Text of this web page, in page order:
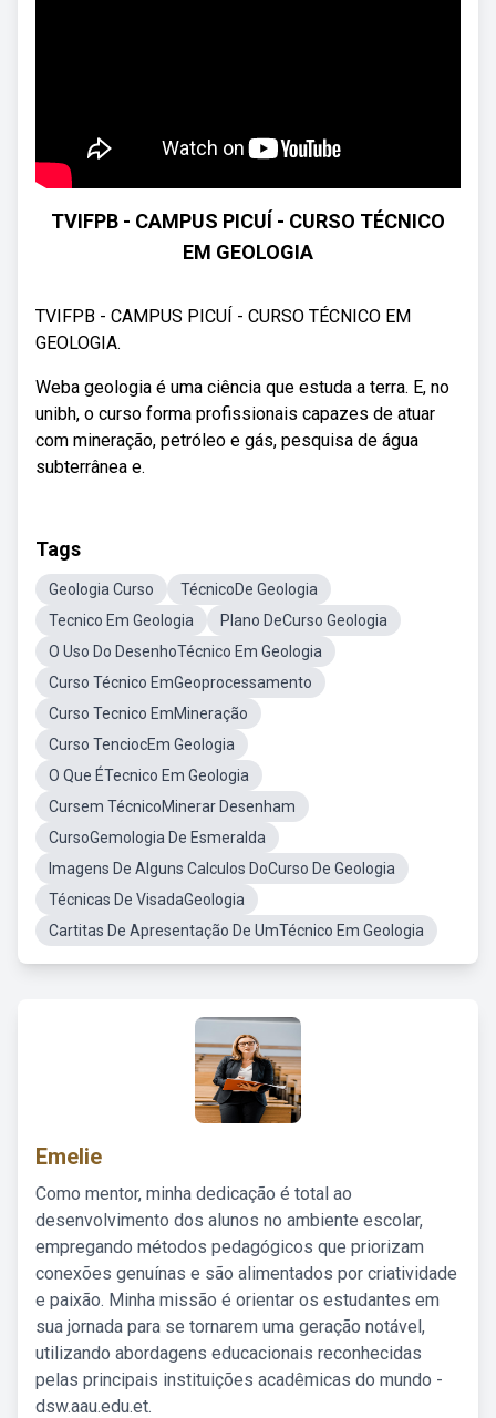
TVIFPB - CAMPUS PICUÍ - CURSO TÉCNICO
EM GEOLOGIA
TVIFPB - CAMPUS PICUÍ - CURSO TÉCNICO EM
GEOLOGIA.
Weba geologia é uma ciência que estuda a terra. E, no
unibh, o curso forma profissionais capazes de atuar
com mineração, petróleo e gás, pesquisa de água
subterrânea e.
Tags
Geologia Curso
TécnicoDe Geologia
Tecnico Em Geologia
Plano DeCurso Geologia
O Uso Do DesenhoTécnico Em Geologia
Curso Técnico EmGeoprocessamento
Curso Tecnico EmMineração
Curso TenciocEm Geologia
O Que ÉTecnico Em Geologia
Cursem TécnicoMinerar Desenham
CursoGemologia De Esmeralda
Imagens De Alguns Calculos DoCurso De Geologia
Técnicas De VisadaGeologia
Cartitas De Apresentação De UmTécnico Em Geologia
Emelie
Como mentor, minha dedicação é total ao
desenvolvimento dos alunos no ambiente escolar,
empregando métodos pedagógicos que priorizam
conexões genuínas e são alimentados por criatividade
e paixão. Minha missão é orientar os estudantes em
sua jornada para se tornarem uma geração notável,
utilizando abordagens educacionais reconhecidas
pelas principais instituições acadêmicas do mundo -
dsw.aau.edu.et.